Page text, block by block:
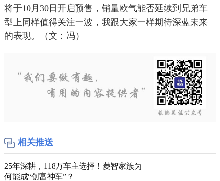
将于10月30日开启预售，销量欧气能否延续到兄弟车
型上同样值得关注一波，我跟大家一样期待深蓝未来
的表现。（文：冯）
相关推送
25年深耕，118万车主选择！菱智家族为
何能成“创富神车”？